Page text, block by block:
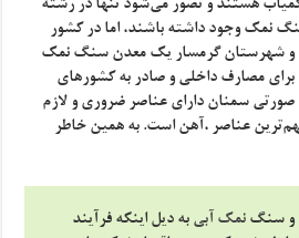
هستند و تصور می‌شود تنها در رشته
نمک وجود داشته باشند، اما در کشور
و شهرستان گرمسار یک معدن سنگ نمک
مصارف داخلی و صادر به کشورهای
صورتی سمنان دارای عناصر ضروری و لازم
عناصر ،آهن است. به همین خاطر
و سنگنمک آبی به دیل اینکه فرآیند